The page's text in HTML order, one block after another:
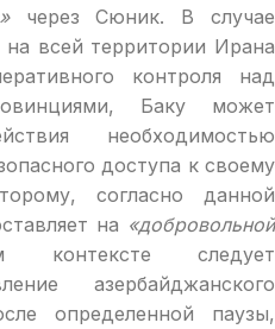
через Сюник. В случае
на всей территории Ирана
контроля над
Баку может
необходимостью
доступа к своему
согласно данной
на «добровольной
следует
азербайджанского
определенной паузы,